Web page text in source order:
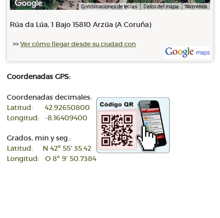
Combinaciones de teclas Datos del mapa Términos
Rúa da Lúa, 1 Bajo 15810 Arzúa (A Coruña)
>>Ver cómo llegar desde su ciudad con
Coordenadas GPS:
Coordenadas decimales:
Latitud: 42.92650800
Longitud: -8.16409400
Grados, min y seg.:
Latitud: N 42º 55' 35.42
Longitud: O 8º 9' 50.7384